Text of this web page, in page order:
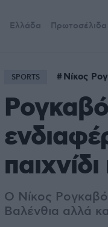
Ελλάδα Πρωτοσέλιδα
SPORTS Νίκος
O Νίκος
Βαλένθια αλλά